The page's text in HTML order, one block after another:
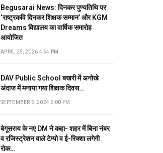
Begusarai News: दिनकर पुण्यतिथि पर
‘राष्ट्रकवि दिनकर शिक्षक सम्मान’ और KGM
Dreams विद्यालय का वार्षिक समारोह
आयोजित
APRIL 25, 2026 4:54 PM
DAV Public School बखरी में अनोखे
अंदाज में मनाया गया शिक्षक दिवस…
SEPTEMBER 6, 2024 2:00 PM
बेगूसराय के नए DM ने कहा- शहर में बिना नंबर
व रजिस्ट्रेशन वाले टेम्पो व ई-रिक्शा लगेगी
रोक…